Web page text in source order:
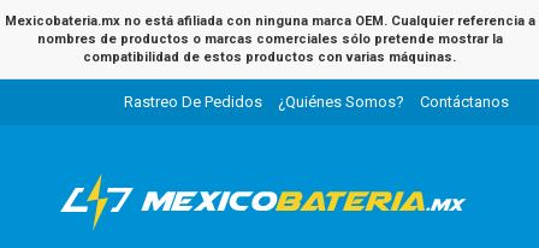
Mexicobateria.mx no está afiliada con ninguna marca OEM. Cualquier referencia a
nombres de productos o marcas comerciales sólo pretende mostrar la
compatibilidad de estos productos con varias máquinas.
Rastreo De Pedidos ¿Quiénes Somos? Contáctanos